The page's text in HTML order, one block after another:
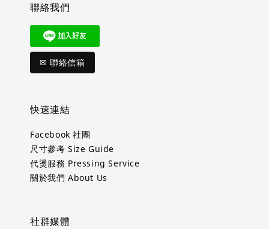
聯絡我們
✉ 聯絡信箱
快速連結
Facebook 社團
尺寸參考 Size Guide
代燙服務 Pressing Service
關於我們 About Us
社群媒體